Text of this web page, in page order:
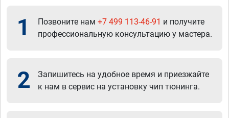
1 Позвоните нам +7 499 113-46-91 и получите
профессиональную консультацию у мастера.
2
Запишитесь на удобное время и приезжайте
к нам в сервис на установку чип тюнинга.